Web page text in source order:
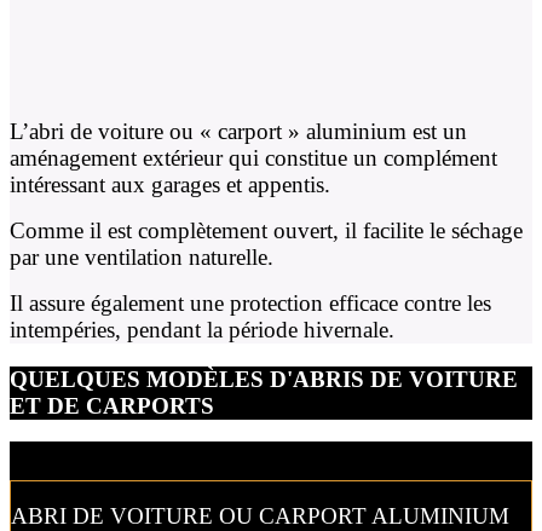
L’abri de voiture ou « carport » aluminium est un
aménagement extérieur qui constitue un complément
intéressant aux garages et appentis.
Comme il est complètement ouvert, il facilite le séchage
par une ventilation naturelle.
Il assure également une protection efficace contre les
intempéries, pendant la période hivernale.
QUELQUES MODÈLES D'ABRIS DE VOITURE
ET DE CARPORTS
ABRI DE VOITURE OU CARPORT ALUMINIUM